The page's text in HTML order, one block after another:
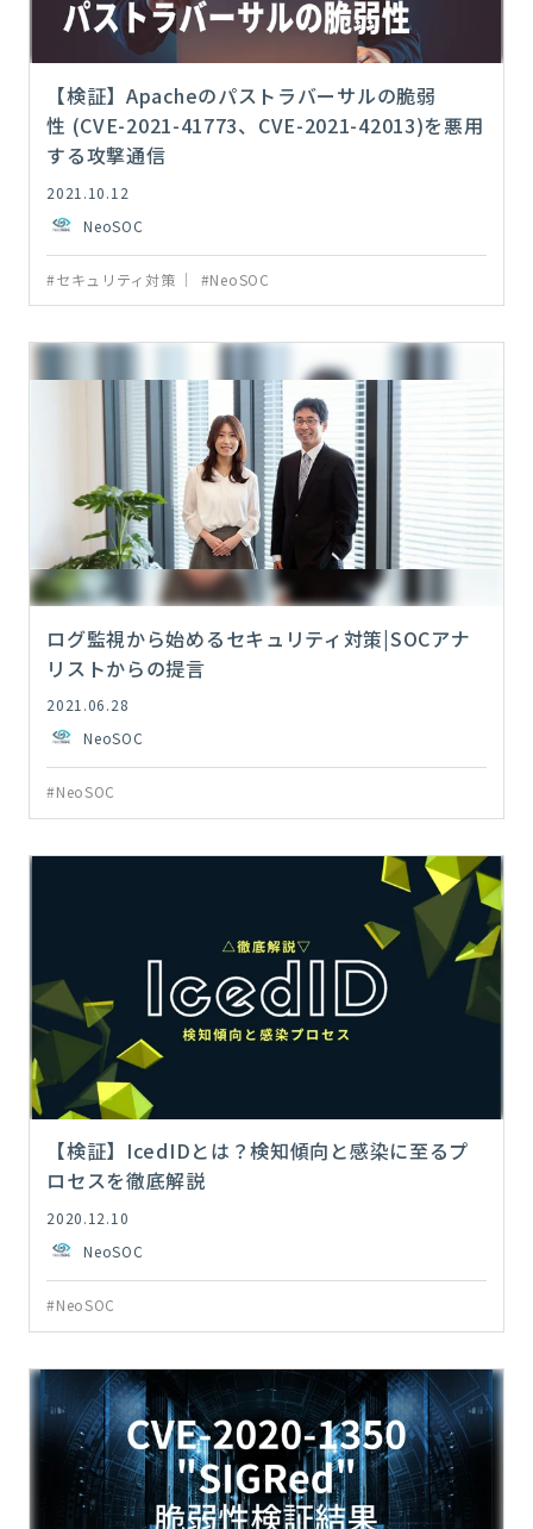
【検証】Apacheのパストラバーサルの脆弱
性 (CVE-2021-41773、CVE-2021-42013)を悪用
する攻撃通信
2021.10.12
NeoSOC
#セキュリティ対策 #NeoSOC
ログ監視から始めるセキュリティ対策|SOCアナ
リストからの提言
2021.06.28
NeoSOC
#NeoSOC
【検証】IcedIDとは？検知傾向と感染に至るプ
ロセスを徹底解説
2020.12.10
NeoSOC
#NeoSOC